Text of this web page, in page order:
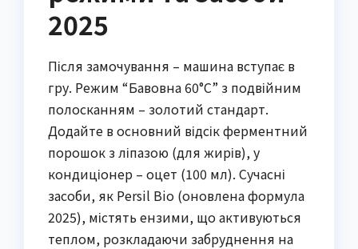
2025
Після замочування – машина вступає в
гру. Режим “Бавовна 60°C” з подвійним
полосканням – золотий стандарт.
Додайте в основний відсік ферментний
порошок з ліпазою (для жирів), у
кондиціонер – оцет (100 мл). Сучасні
засоби, як Persil Bio (оновлена формула
2025), містять ензими, що активуються
теплом, розкладаючи забруднення на